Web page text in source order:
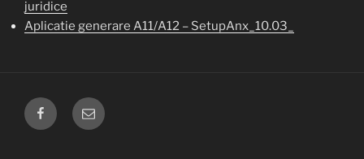
juridice
Aplicatie generare A11/A12 – SetupAnx_10.03_
FACEBOOK
EMAIL
CJP